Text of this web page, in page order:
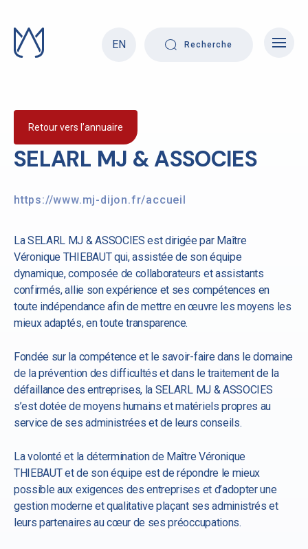
content
EN
Recherche
SELARL MJ & ASSOCIES
Retour vers l’annuaire
https://www.mj-dijon.fr/accueil
La SELARL MJ & ASSOCIES est dirigée par Maître
Véronique THIEBAUT qui, assistée de son équipe
dynamique, composée de collaborateurs et assistants
confirmés, allie son expérience et ses compétences en
toute indépendance afin de mettre en œuvre les moyens les
mieux adaptés, en toute transparence.
Fondée sur la compétence et le savoir-faire dans le domaine
de la prévention des difficultés et dans le traitement de la
défaillance des entreprises, la SELARL MJ & ASSOCIES
s’est dotée de moyens humains et matériels propres au
service de ses administrées et de leurs conseils.
La volonté et la détermination de Maître Véronique
THIEBAUT et de son équipe est de répondre le mieux
possible aux exigences des entreprises et d’adopter une
gestion moderne et qualitative plaçant ses administrés et
leurs partenaires au cœur de ses préoccupations.